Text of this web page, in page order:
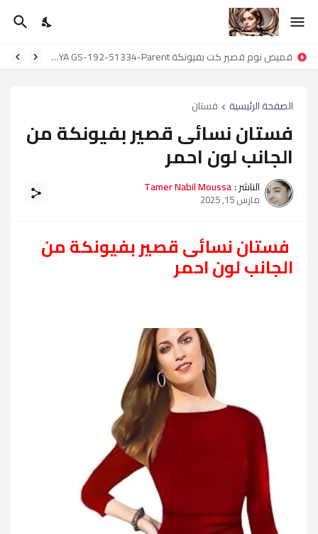
قميص نوم قصير كت بفيونكة GAMAL SONS FOR ABAYA GS-192-51334-Parent
الصفحة الرئيسية فستان
فستان نسائى قصير بفيونكة من
الجانب لون احمر
الناشر :Tamer Nabil Moussa
مارس 15, 2025
فستان نسائى قصير بفيونكة من
الجانب لون احمر